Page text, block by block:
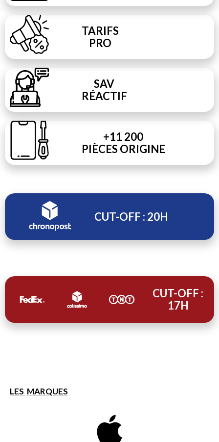
TARIFS
PRO
SAV
RÉACTIF
+11 200
PIÈCES ORIGINE
CUT-OFF : 20H
CUT-OFF :
17H
LES MARQUES